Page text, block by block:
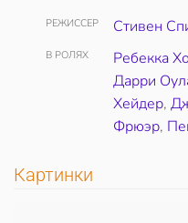
РЕЖИССЕР Стивен
В РОЛЯХ Ребекка
Дарри
Хейдер,
Фрюэр,
Картинки